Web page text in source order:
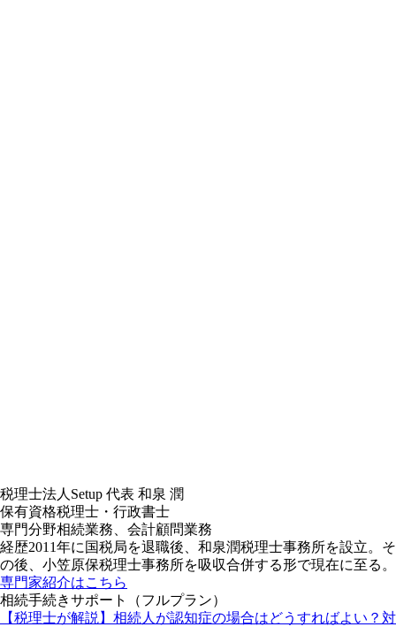
税理士法人Setup 代表 和泉 潤
保有資格税理士・行政書士
専門分野相続業務、会計顧問業務
経歴2011年に国税局を退職後、和泉潤税理士事務所を設立。そ
の後、小笠原保税理士事務所を吸収合併する形で現在に至る。
専門家紹介はこちら
相続手続きサポート（フルプラン）
【税理士が解説】相続人が認知症の場合はどうすればよい？対